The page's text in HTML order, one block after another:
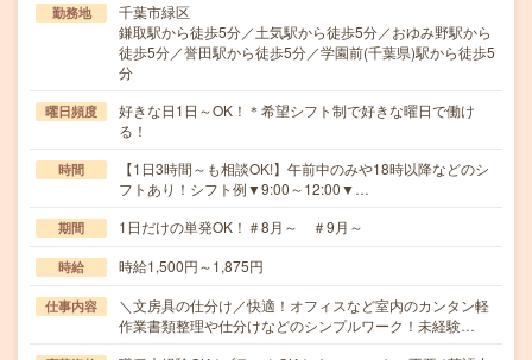
勤務地
千葉市緑区
鎌取駅から徒歩5分／土気駅から徒歩5分／おゆみ野駅から
徒歩5分／誉田駅から徒歩5分／学園前(千葉県)駅から徒歩5
分
曜日頻度
好きな日1日～OK！＊希望シフト制で好きな曜日で働け
る！
時間
【1日3時間～も相談OK!】午前中のみや18時以降などのシ
フトあり！シフト例▼9:00～12:00▼…
期間 1日だけの単発OK！＃8月～ ＃9月～
時給 時給1,500円～1,875円
仕事内容
＼文房具の仕分け／快適！オフィスなど室内のカンタン軽
作業書類整理や仕分けなどのシンプルワーク！未経験…